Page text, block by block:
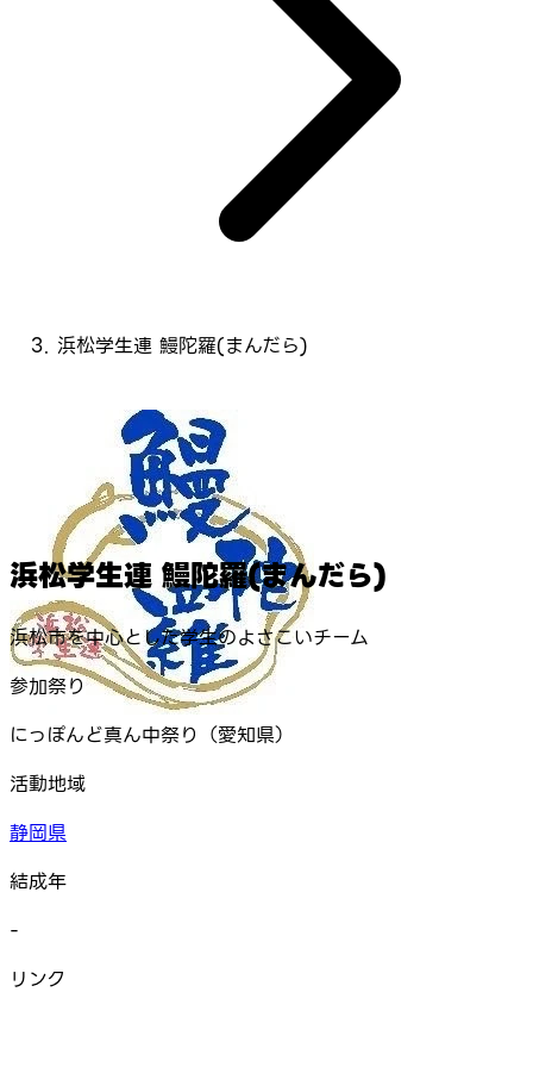
浜松学生連 鰻陀羅(まんだら)
浜松学生連 鰻陀羅(まんだら)
浜松市を中心とした学生のよさこいチーム
参加祭り
にっぽんど真ん中祭り（愛知県）
活動地域
静岡県
結成年
-
リンク